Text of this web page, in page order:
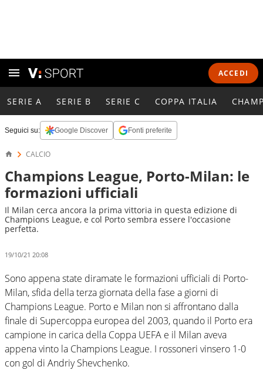
ACCEDI
SERIE A SERIE B SERIE C COPPA ITALIA
Seguici su: Google Discover Fonti preferite
CALCIO
Champions League, Porto-Milan: le
formazioni ufficiali
Il Milan cerca ancora la prima vittoria in questa edizione di
Champions League, e col Porto sembra essere l'occasione
perfetta.
19/10/21 20:08
Sono appena state diramate le formazioni ufficiali di Porto-
Milan, sfida della terza giornata della fase a giorni di
Champions League. Porto e Milan non si affrontano dalla
finale di Supercoppa europea del 2003, quando il Porto era
campione in carica della Coppa UEFA e il Milan aveva
appena vinto la Champions League. I rossoneri vinsero 1-0
con gol di Andriy Shevchenko.